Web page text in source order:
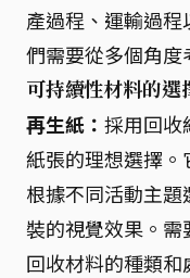
產過程、運輸過
們需要從多個角度
可持續性材料的選
再生紙： 採用回收
紙張的理想選擇
根據不同活動主
裝的視覺效果。
回收材料的種類